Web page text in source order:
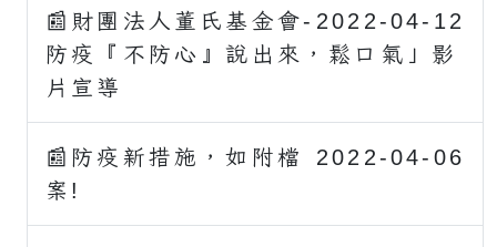
2022-04-12
📰財團法人董氏基金會-
防疫『不防心』說出來，鬆口氣」影
片宣導
2022-04-06
📰防疫新措施，如附檔
案!